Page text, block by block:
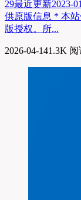
29最近更新2023-
供原版信息 * 本
版授权。所...
2026-04-141.3K 阅